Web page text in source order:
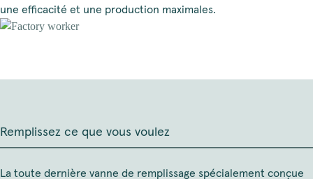
une efficacité et une production maximales.
Remplissez ce que vous voulez
La toute dernière vanne de remplissage spécialement conçue